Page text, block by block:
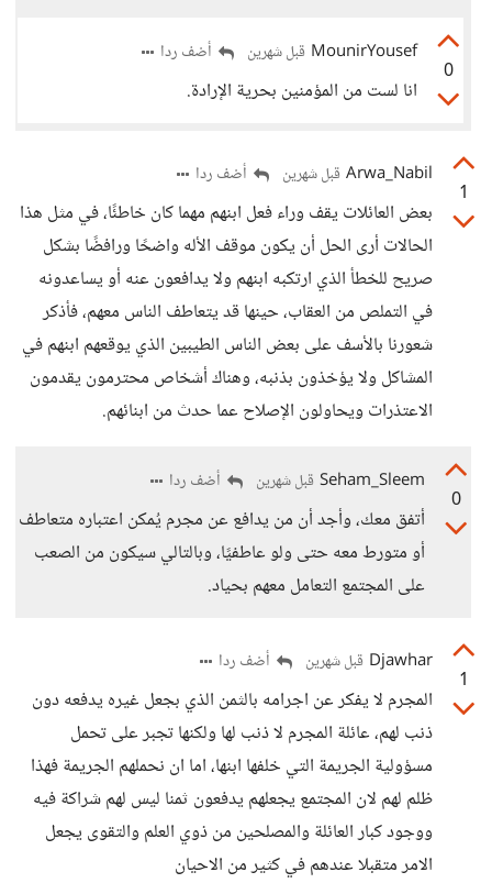
0
MounirYousef قبل شهرين أضف ردا
انا لست من المؤمنين بحرية الإرادة.
1
Arwa_Nabil قبل شهرين أضف ردا
بعض العائلات يقف وراء فعل ابنهم مهما كان خاطئًا، في مثل هذا
الحالات أرى الحل أن يكون موقف الأله واضحًا ورافضًا بشكل
صريح للخطأ الذي ارتكبه ابنهم ولا يدافعون عنه أو يساعدونه
في التملص من العقاب، حينها قد يتعاطف الناس معهم، فأذكر
شعورنا بالأسف على بعض الناس الطيبين الذي يوقعهم ابنهم في
المشاكل ولا يؤخذون بذنبه، وهناك أشخاص محترمون يقدمون
الاعتذرات ويحاولون الإصلاح عما حدث من ابنائهم.
0
Seham_Sleem قبل شهرين أضف ردا
أتفق معك، وأجد أن من يدافع عن مجرم يُمكن اعتباره متعاطف
أو متورط معه حتى ولو عاطفيًا، وبالتالي سيكون من الصعب
على المجتمع التعامل معهم بحياد.
1
Djawhar قبل شهرين أضف ردا
المجرم لا يفكر عن اجرامه بالثمن الذي بجعل غيره يدفعه دون
ذنب لهم، عائلة المجرم لا ذنب لها ولكنها تجبر على تحمل
مسؤولية الجريمة التي خلفها ابنها، اما ان نحملهم الجريمة فهذا
ظلم لهم لان المجتمع يجعلهم يدفعون ثمنا ليس لهم شراكة فيه
ووجود كبار العائلة والمصلحين من ذوي العلم والتقوى يجعل
الامر متقبلا عندهم في كثير من الاحيان